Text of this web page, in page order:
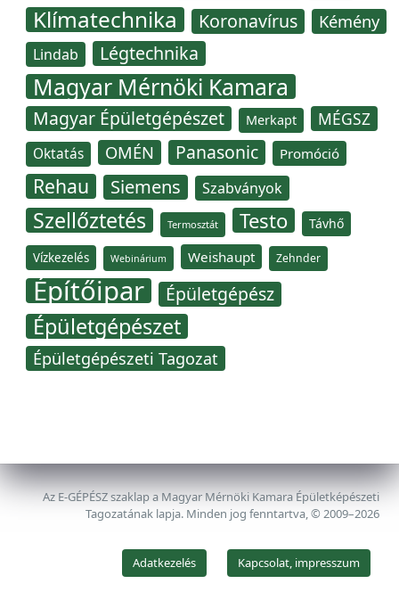
Klímatechnika Koronavírus Kémény
Lindab Légtechnika
Magyar Mérnöki Kamara
Magyar Épületgépészet Merkapt MÉGSZ
Oktatás OMÉN Panasonic Promóció
Rehau Siemens Szabványok
Szellőztetés Termosztát Testo Távhő
Vízkezelés Webinárium Weishaupt Zehnder
Építőipar Épületgépész
Épületgépészet
Épületgépészeti Tagozat
Az E-GÉPÉSZ szaklap a Magyar Mérnöki Kamara Épületképészeti
Tagozatának lapja. Minden jog fenntartva, © 2009–2026
Adatkezelés Kapcsolat, impresszum